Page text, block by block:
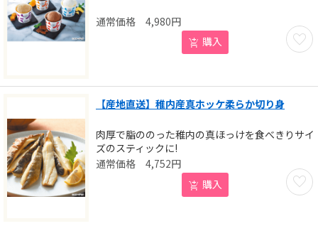
お気
4,980円
購入
【産地直送】稚内産真ホッケ柔らか切り身
肉厚で脂ののった稚内の真ほっけを食べきりサイ
ズのスティックに!
お気
4,752円
購入